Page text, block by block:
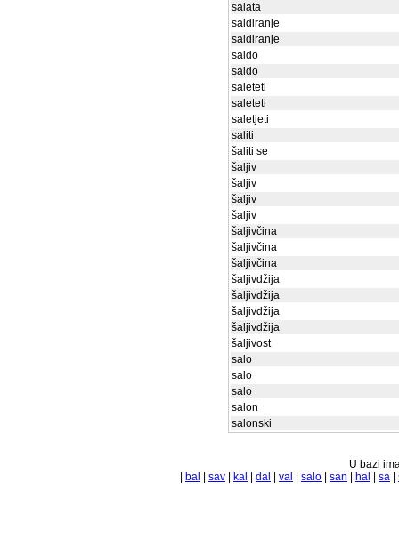
salata
saldiranje
saldiranje
saldo
saldo
saleteti
saleteti
saletjeti
saliti
šaliti se
šaljiv
šaljiv
šaljiv
šaljiv
šaljivčina
šaljivčina
šaljivčina
šaljivdžija
šaljivdžija
šaljivdžija
šaljivdžija
šaljivost
salo
salo
salo
salon
salonski
U bazi
bal sav kal dal val salo san hal sa